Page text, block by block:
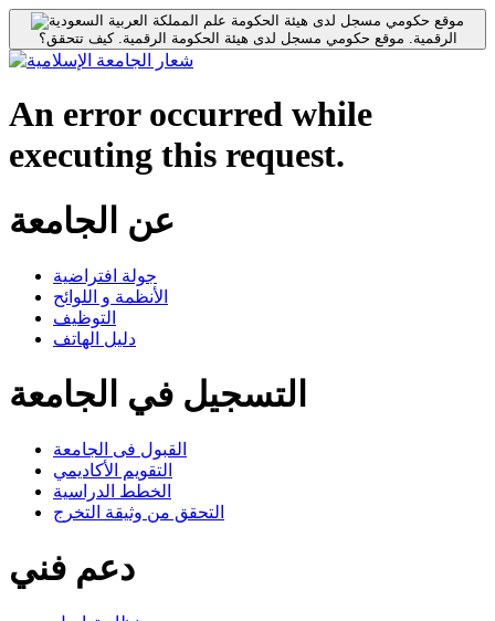
موقع حكومي مسجل لدى هيئة الحكومة
الرقمية. موقع حكومي مسجل لدى هيئة الحكومة الرقمية.كيف تتحقق؟
An error occurred while
executing this request.
عن الجامعة
جولة افتراضية
الأنظمة و اللوائح
التوظيف
دليل الهاتف
التسجيل في الجامعة
القبول فى الجامعة
التقويم الأكاديمي
الخطط الدراسية
التحقق من وثيقة التخرج
دعم فني